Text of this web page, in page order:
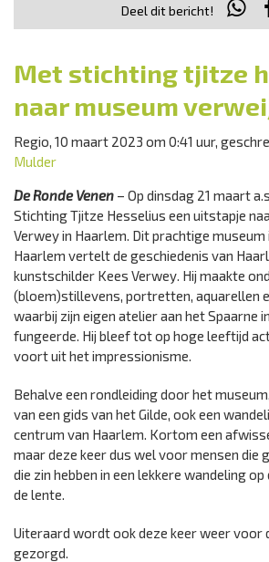
Deel dit bericht!
Met stichting tjitze
naar museum
Regio, 10 maart 2023 om 0:41 uur,
Mulder
De Ronde Venen – Op dinsdag 21 maart
Stichting Tjitze Hesselius een uitstapje
Verwey in Haarlem. Dit prachtige
Haarlem vertelt de geschiedenis van
kunstschilder Kees Verwey. Hij maakte
(bloem)stillevens, portretten, aquarellen
waarbij zijn eigen atelier aan het Spaarne
fungeerde. Hij bleef tot op hoge leeftijd
voort uit het impressionisme.
Behalve een rondleiding door het
van een gids van het Gilde, ook een
centrum van Haarlem. Kortom een
maar deze keer dus wel voor mensen die
die zin hebben in een lekkere wandeling
de lente.
Uiteraard wordt ook deze keer weer voor
gezorgd.